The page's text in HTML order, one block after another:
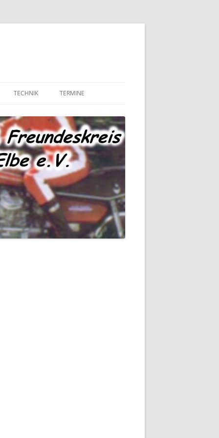
TECHNIK
TECHNIK – FAHRWERK
TECHNIK – SONSTIGES
TERMINE